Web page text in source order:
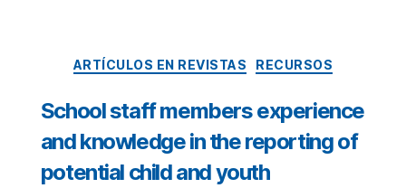
Categorías
ARTÍCULOS EN REVISTAS RECURSOS
School staff members experience
and knowledge in the reporting of
potential child and youth